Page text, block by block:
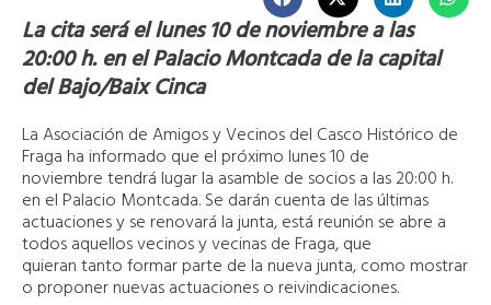
La cita será el lunes 10 de noviembre a las
20:00 h. en el Palacio Montcada de la capital
del Bajo/Baix Cinca
La Asociación de Amigos y Vecinos del Casco Histórico de
Fraga ha informado que el próximo lunes 10 de
noviembre tendrá lugar la asamble de socios a las 20:00 h.
en el Palacio Montcada. Se darán cuenta de las últimas
actuaciones y se renovará la junta, está reunión se abre a
todos aquellos vecinos y vecinas de Fraga, que
quieran tanto formar parte de la nueva junta, como mostrar
o proponer nuevas actuaciones o reivindicaciones.